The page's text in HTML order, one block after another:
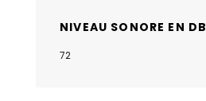
NIVEAU SONORE EN DB
72